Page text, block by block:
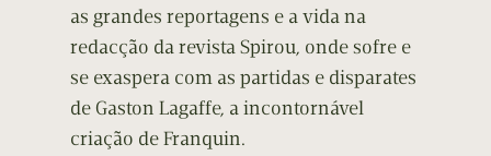
as grandes reportagens e a vida na
redacção da revista Spirou, onde sofre e
se exaspera com as partidas e disparates
de Gaston Lagaffe, a incontornável
criação de Franquin.